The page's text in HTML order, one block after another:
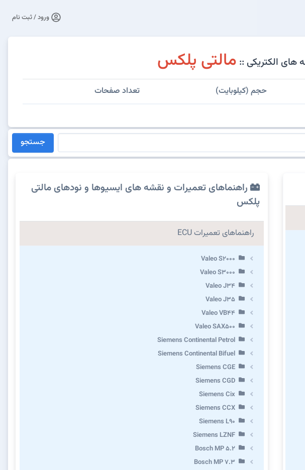
ورود / ثبت نام
مالتی پلکس
حجم (کیلوبایت) تعداد صفحات
جستجو
راهنماهای تعمیرات و نقشه های ایسیوها و نودهای مالتی
پلکس
راهنماهای تعمیرات ECU
Valeo S2000
Valeo S3000
Valeo J34
Valeo J35
Valeo VB44
Valeo SAX500
Siemens Continental Petrol
Siemens Continental Bifuel
Siemens CGE
Siemens CGD
Siemens Cix
Siemens CCX
Siemens L90
Siemens LZNF
Bosch MP 5.2
Bosch MP 7.3